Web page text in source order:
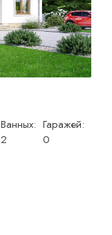
Ванных:
2
Гаражей:
0